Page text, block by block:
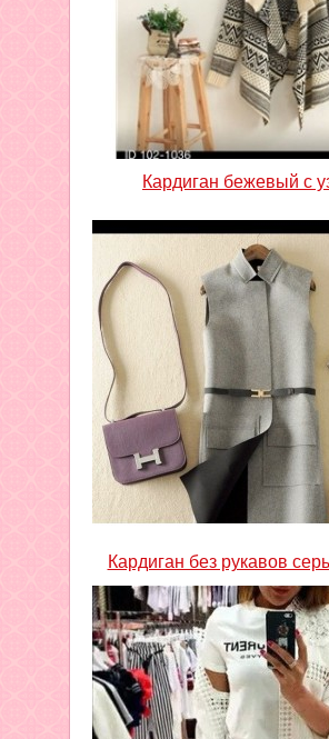
Кардиган бежевый с
Кардиган без рукавов